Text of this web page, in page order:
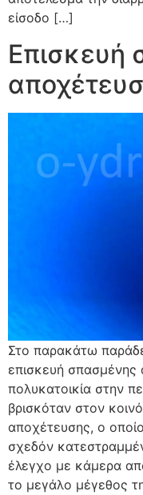
είσοδο […]
Επισκευή
Στο παρακάτω
επισκευή
πολυκατοικία στην
βρισκόταν στον
αποχέτευσης, ο
σχεδόν
έλεγχο με κάμερα
το μεγάλο μέγεθος